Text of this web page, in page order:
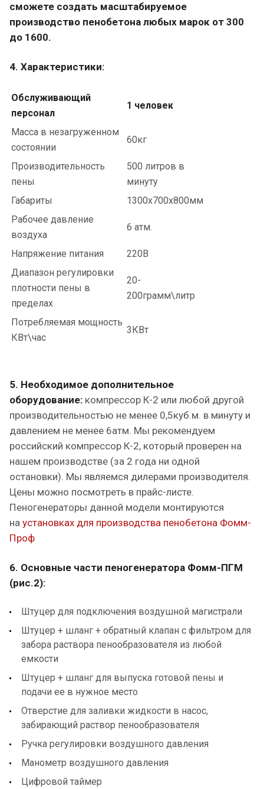
сможете создать масштабируемое
производство пенобетона любых марок от 300
до 1600.
4. Характеристики:
Обслуживающий
персонал
1 человек
Масса в незагруженном
состоянии
60кг
Производительность
пены
500 литров в
минуту
Габариты
1300х700х800мм
Рабочее давление
воздуха
6 атм.
Напряжение питания
220В
Диапазон регулировки
плотности пены в
пределах
20-
200грамм\литр
Потребляемая мощность
КВт\час
3КВт
5. Необходимое дополнительное
оборудование: компрессор К-2 или любой другой
производительностью не менее 0,5куб.м. в минуту и
давлением не менее 6атм. Мы рекомендуем
российский компрессор К-2, который проверен на
нашем производстве (за 2 года ни одной
остановки). Мы являемся дилерами производителя.
Цены можно посмотреть в прайс-листе.
Пеногенераторы данной модели монтируются
на установках для производства пенобетона Фомм-
Проф
6. Основные части пеногенератора Фомм-ПГМ
(рис.2):
Штуцер для подключения воздушной магистрали
Штуцер + шланг + обратный клапан с фильтром для
забора раствора пенообразователя из любой
емкости
Штуцер + шланг для выпуска готовой пены и
подачи ее в нужное место
Отверстие для заливки жидкости в насос,
забирающий раствор пенообразователя
Ручка регулировки воздушного давления
Манометр воздушного давления
Цифровой таймер